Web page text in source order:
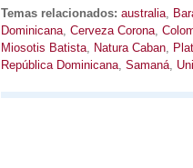
Temas relacionados: australia,
Dominicana, Cerveza Corona,
Miosotis Batista, Natura Caban,
República Dominicana, Samaná,